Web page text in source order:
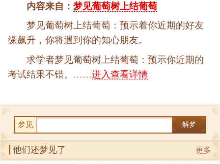
内容来自：梦见葡萄树上结葡萄
梦见葡萄树上结葡萄：预示着你近期的好友
缘飙升，你将遇到你的知心朋友。
求学者梦见葡萄树上结葡萄：预示你近期的
考试结果不错。……进入查看详情
梦见 解梦
更多
他们还梦见了